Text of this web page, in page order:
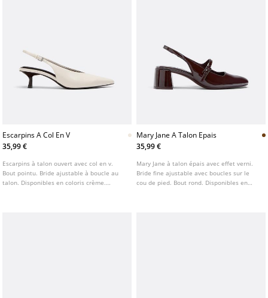
Escarpins A Col En V
35,99 €
Escarpins à talon ouvert avec col en v.
Bout pointu. Bride ajustable à boucle au
talon. Disponibles en coloris crème.
Mary Jane A Talon Epais
35,99 €
Mary Jane à talon épais avec effet verni.
Bride fine ajustable avec boucles sur le
cou de pied. Bout rond. Disponibles en